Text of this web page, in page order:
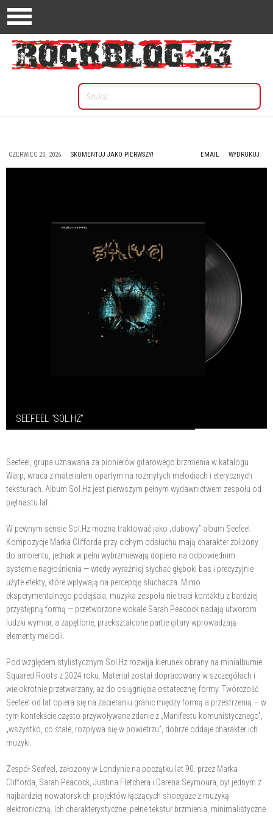
CZERWIEC 20, 2026 WYDRUKUJ
EMAIL
SKOMENTUJ JAKO PIERWSZY!
SEEFEEL "SOL.HZ"
Seefeel, grupa uznawana za pionierów gitarowego brzmienia w katalogu
Warp, wraca z materiałem opartym na rozmytych melodiach i eterycznych
teksturach. Album Sol.Hz jest pierwszym pełnym wydawnictwem zespołu od
piętnastu lat.
W pewnym sensie Sol.Hz można traktować jako „dubowy” album Seefeel.
Kompozycje Marka Clifforda przy cichym odsłuchu mają charakter zbliżony
do ambientu, jednak w pełni wybrzmiewają dopiero na odpowiednim
systemie nagłośnienia — wtedy wyraźniej słychać głęboki bas i precyzyjnie
użyte efekty, które wpływają na percepcję słuchacza. Mimo
eksperymentalnego podejścia, muzyka zespołu nie traci kontaktu z bardziej
przystępną formą — przetworzone wokale Sarah Peacock nadają utworom
ludzki wymiar, a zapętlone, przekształcone partie gitary wprowadzają
elementy melodii.
Pod względem stylistycznym Sol.Hz rozwija kierunek obrany na minialbumie
Squared Roots z 2024 roku. Materiał został dopracowany w szczegółach i
wielokrotnie przetwarzany, aż do osiągnięcia ostatecznej formy. Twórczość
Seefeel od lat opiera się na zacieraniu granic między formą a przestrzenią — w
tym kontekście często przywoływane zdanie z „Manifestu komunistycznego”,
„wszystko, co stałe, rozpływa się w powietrzu”, dobrze oddaje charakter ich
muzyki.
Zespół Seefeel, założony w Londynie na początku lat 90. przez Marka
Clifforda, Sarah Peacock, Justina Fletchera i Darena Seymoura, był jednym z
najbardziej nowatorskich projektów łączących shoegaze z muzyką
elektroniczną. Ich charakterystyczne, pełne tekstur brzmienia, minimalistyczne